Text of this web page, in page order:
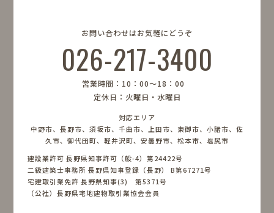
お問い合わせはお気軽にどうぞ
026-217-3400
営業時間：10：00〜18：00
定休日：火曜日・水曜日
対応エリア
中野市、長野市、須坂市、千曲市、上田市、東御市、小諸市、佐
久市、御代田町、軽井沢町、安曇野市、松本市、塩尻市
建設業許可 長野県知事許可（般-4）第24422号
二級建築士事務所 長野県知事登録（長野） B第67271号
宅建取引業免許 長野県知事(3) 第5371号
（公社）長野県宅地建物取引業協会会員